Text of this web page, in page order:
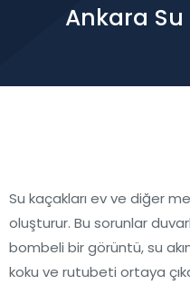
Ankara
Su kaçakları ev ve diğer
oluşturur. Bu sorunlar
bombeli bir görüntü, su
koku ve rutubeti ortaya